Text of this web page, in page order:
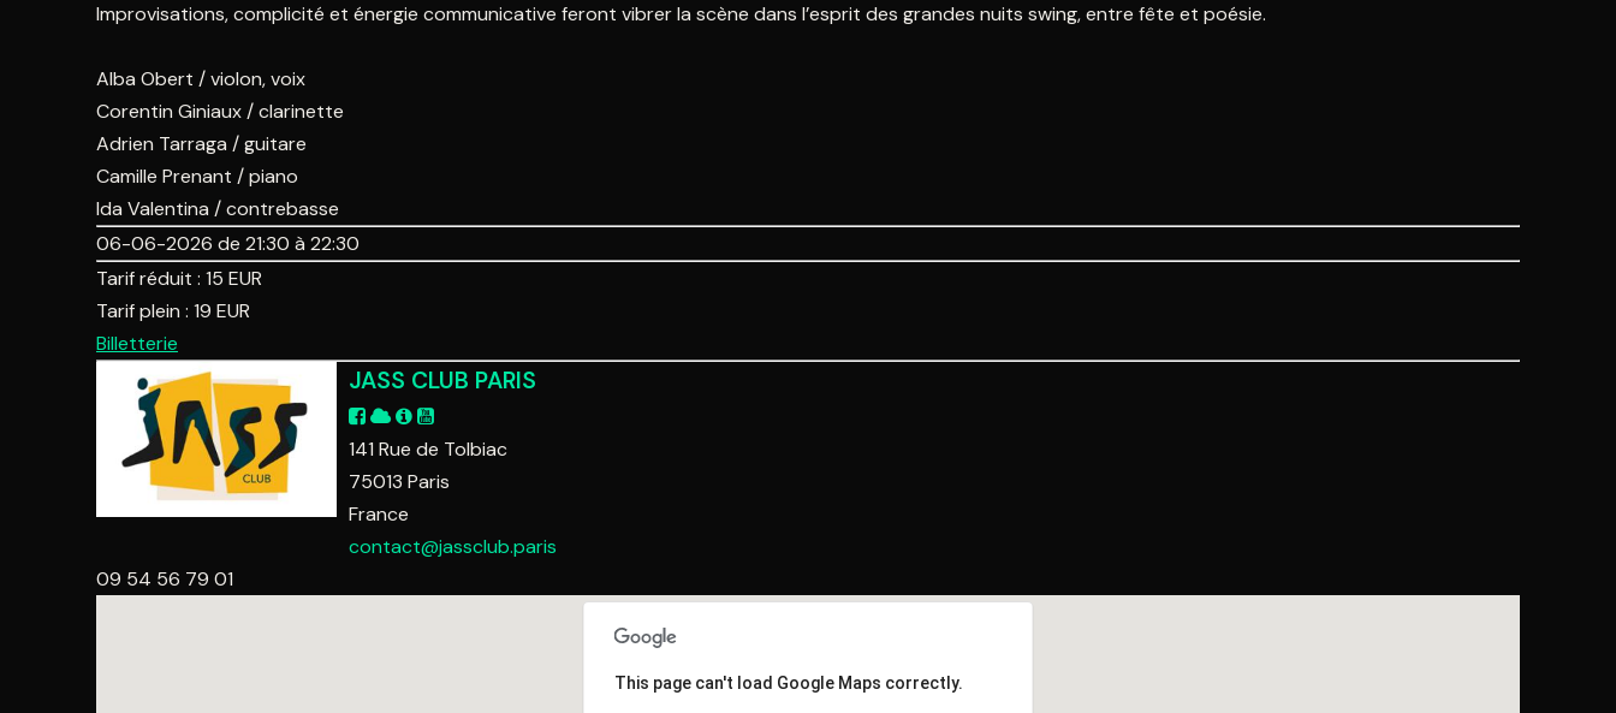
Improvisations, complicité et énergie communicative feront vibrer la scène dans l’esprit des grandes nuits swing, entre fête et poésie.
Alba Obert / violon, voix
Corentin Giniaux / clarinette
Adrien Tarraga / guitare
Camille Prenant / piano
Ida Valentina / contrebasse
06-06-2026 de 21:30 à 22:30
Tarif réduit : 15 EUR
Tarif plein : 19 EUR
Billetterie
JASS CLUB PARIS
141 Rue de Tolbiac
75013 Paris
France
contact@jassclub.paris
09 54 56 79 01
This page can't load Google Maps correctly.